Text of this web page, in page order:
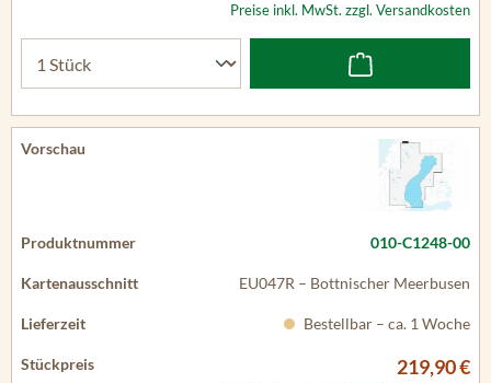
Preise inkl. MwSt. zzgl. Versandkosten
010-C1248-00
EU047R – Bottnischer Meerbusen
Bestellbar – ca. 1 Woche
219,90 €